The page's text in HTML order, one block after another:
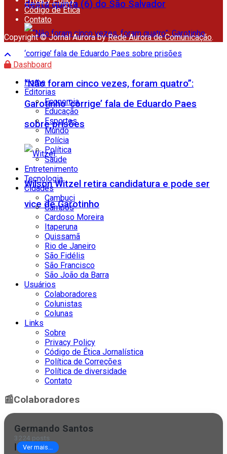
desta quinta (6) do São Salvador
“Não foram cinco vezes, foram quatro”:
Garotinho ‘corrige’ fala de Eduardo Paes
sobre prisões
Wilson Witzel retira candidatura e pode ser
vice de Garotinho
Código de Ética
Contato
Copyright © Jornal Aurora byRede Aurora de Comunicação.
Dashboard
Home
Editorias
Economia
Educação
Esportes
Mundo
Polícia
Política
Saúde
Entretenimento
Tecnologia
Cidades
Cambuci
Campos
Cardoso Moreira
Itaperuna
Quissamã
Rio de Janeiro
São Fidélis
São Francisco
São João da Barra
Usuários
Colaboradores
Colunistas
Colunas
Links
Sobre
Privacy Policy
Código de Ética Jornalística
Política de Correções
Política de diversidade
Contato
📰Colaboradores
Germando Santos
3224 posts
Ver mais...